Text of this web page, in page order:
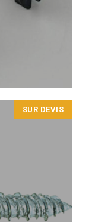
SUR DEVIS